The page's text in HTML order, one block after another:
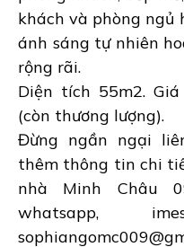
khách và phòng ngủ
ánh sáng tự nhiên
rộng rãi.
Diện tích 55m2.
(còn thương lượng).
Đừng ngần ngại
thêm thông tin chi
nhà Minh Châu
whatsapp,